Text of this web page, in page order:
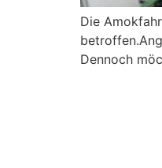
Die
Dennoch